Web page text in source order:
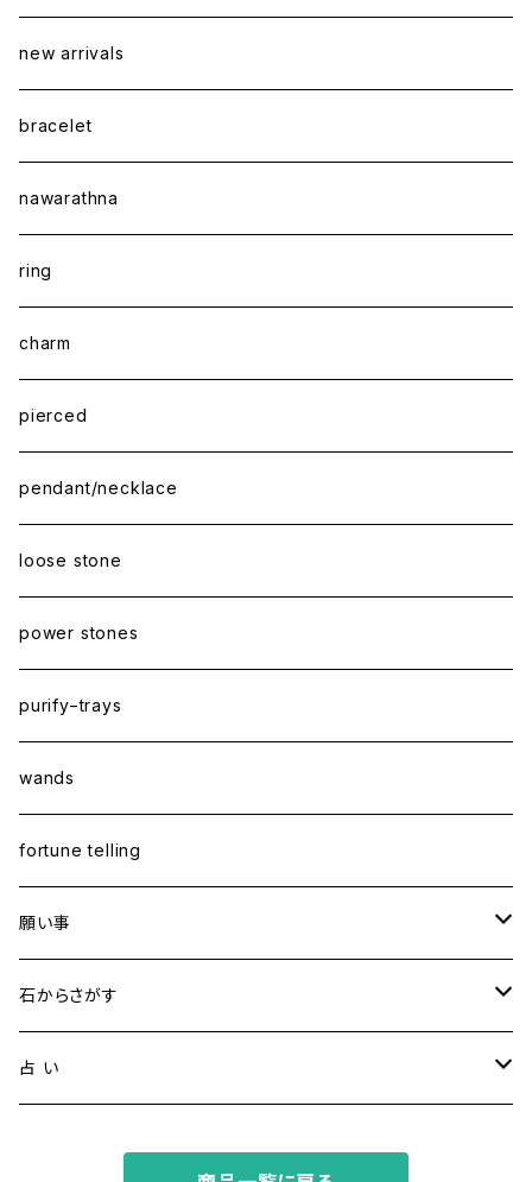
new arrivals
bracelet
nawarathna
ring
charm
pierced
pendant/necklace
loose stone
power stones
purify−trays
wands
fortune telling
願い事
健康・恋愛・愛情
精神安定・安らぎ
石からさがす
アイオライト
占 い